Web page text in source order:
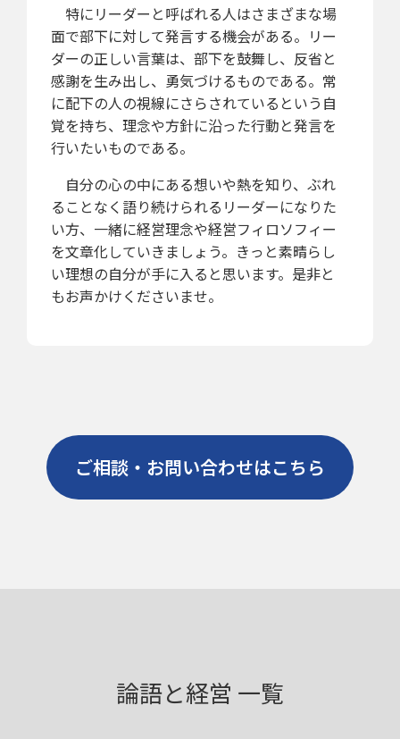
特にリーダーと呼ばれる人はさまざまな場
面で部下に対して発言する機会がある。リー
ダーの正しい言葉は、部下を鼓舞し、反省と
感謝を生み出し、勇気づけるものである。常
に配下の人の視線にさらされているという自
覚を持ち、理念や方針に沿った行動と発言を
行いたいものである。
自分の心の中にある想いや熱を知り、ぶれ
ることなく語り続けられるリーダーになりた
い方、一緒に経営理念や経営フィロソフィー
を文章化していきましょう。きっと素晴らし
い理想の自分が手に入ると思います。是非と
もお声かけくださいませ。
ご相談・お問い合わせはこちら
論語と経営 一覧